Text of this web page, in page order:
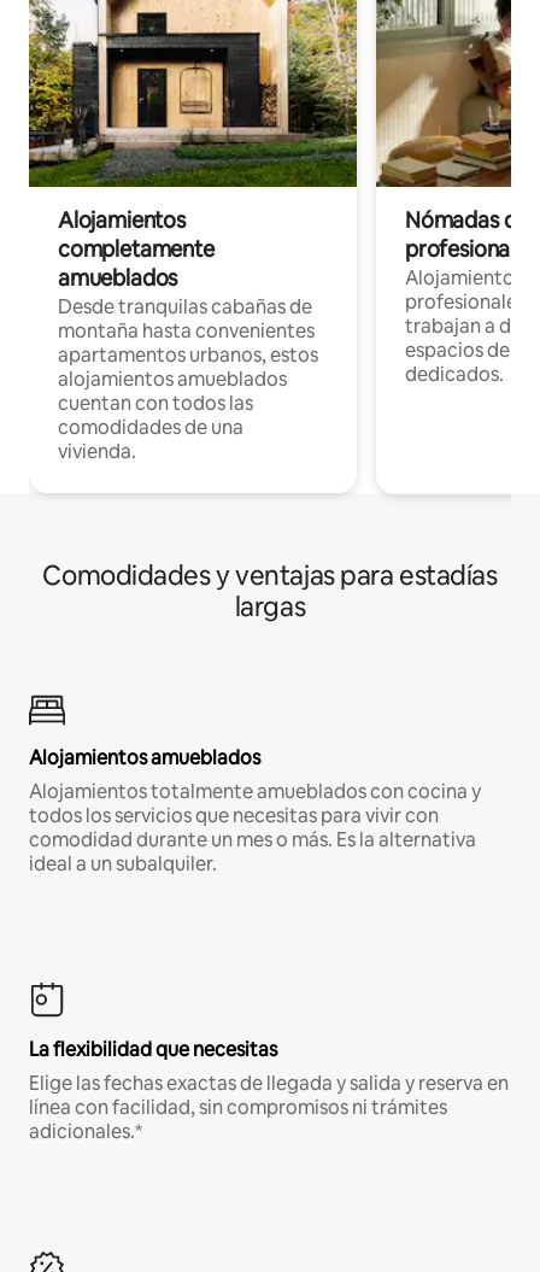
Alojamientos
completamente
amueblados
Desde tranquilas cabañas de
montaña hasta convenientes
apartamentos urbanos, estos
alojamientos amueblados
cuentan con todos las
comodidades de una
vivienda.
Nómadas
Alojamientos
profesionales
trabajan a
espacios de
dedicados.
Comodidades y ventajas para estadías
largas
Alojamientos amueblados
Alojamientos totalmente amueblados con cocina y
todos los servicios que necesitas para vivir con
comodidad durante un mes o más. Es la alternativa
ideal a un subalquiler.
La flexibilidad que necesitas
Elige las fechas exactas de llegada y salida y reserva en
línea con facilidad, sin compromisos ni trámites
adicionales.*